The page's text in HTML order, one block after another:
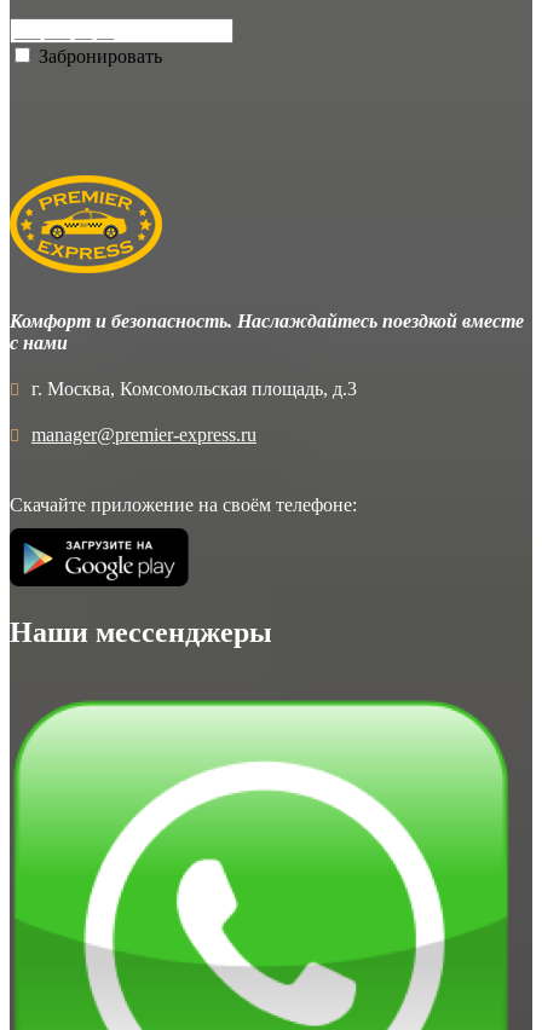
Забронировать
Комфорт и безопасность. Наслаждайтесь поездкой вместе
с нами
г. Москва, Комсомольская площадь, д.3
manager@premier-express.ru
Скачайте приложение на своём телефоне:
Наши мессенджеры